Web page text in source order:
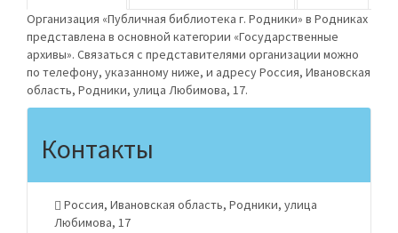
Организация «Публичная библиотека г. Родники» в Родниках
представлена в основной категории «Государственные
архивы». Связаться с представителями организации можно
по телефону, указанному ниже, и адресу Россия, Ивановская
область, Родники, улица Любимова, 17.
Контакты
Россия, Ивановская область, Родники, улица
Любимова, 17